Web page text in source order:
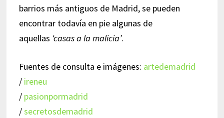
barrios más antiguos de Madrid, se pueden
encontrar todavía en pie algunas de
aquellas ‘casas a la malicia’.
Fuentes de consulta e imágenes: artedemadrid
/ ireneu
/ pasionpormadrid
/secretosdemadrid